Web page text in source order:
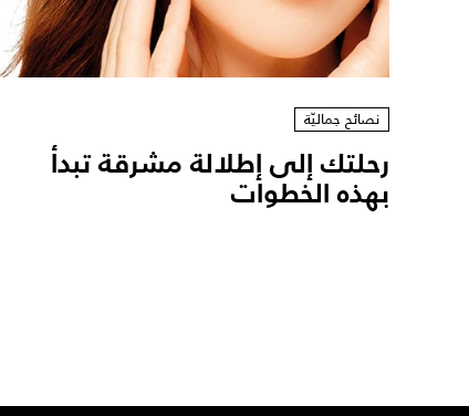
نصائح جماليّة
رحلتك إلى إطلالة مشرقة تبدأ
بهذه الخطوات